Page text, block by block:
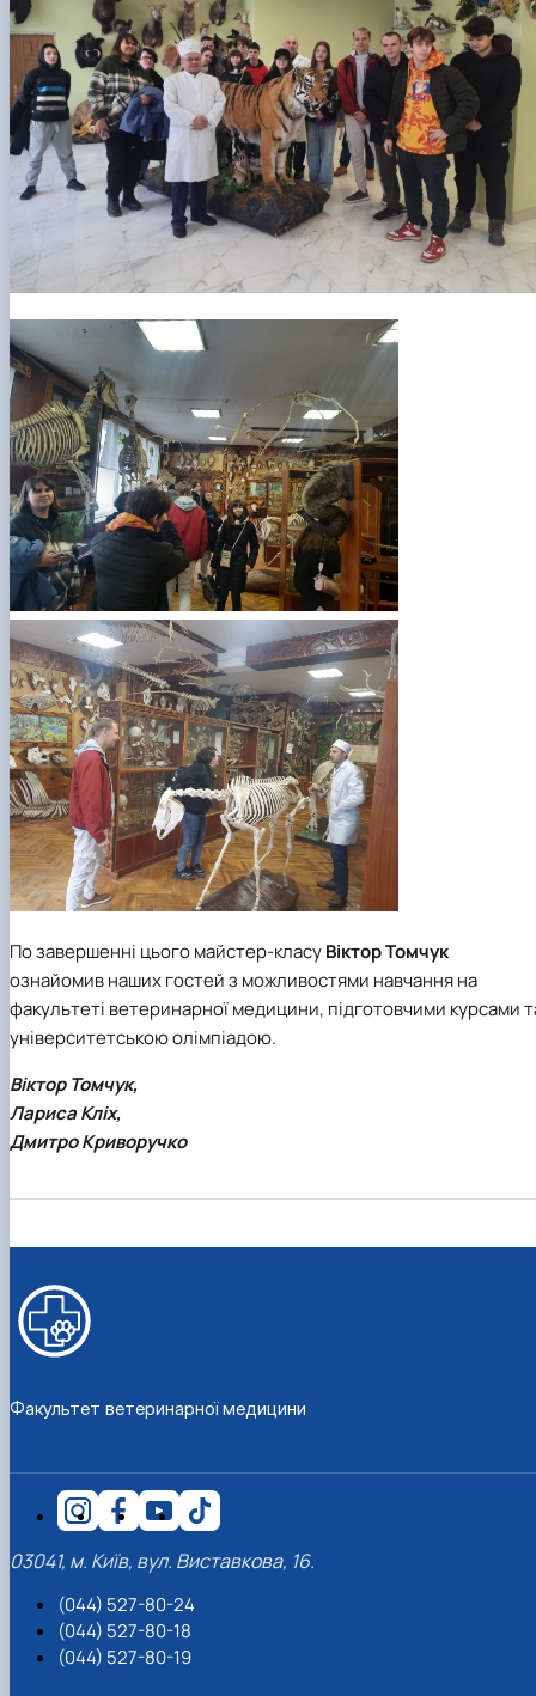
По завершенні цього майстер-класуВіктор Томчук
ознайомив наших гостей з можливостями навчання на
факультеті ветеринарної медицини, підготовчими курсами
університетською олімпіадою.
Віктор Томчук,
Лариса Кліх,
Дмитро Криворучко
Факультет ветеринарної медицини
03041, м. Київ, вул. Виставкова, 16.
(044) 527-80-24
(044) 527-80-18
(044) 527-80-19